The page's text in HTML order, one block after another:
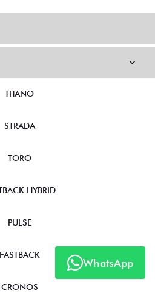
WhatsApp
TITANO
STRADA
TORO
HYBRID
PULSE
FASTBACK
CRONOS